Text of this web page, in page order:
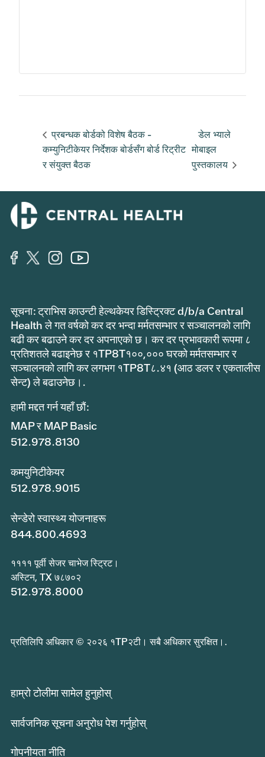
प्रबन्धक बोर्डको विशेष बैठक -
कम्युनिटीकेयर निर्देशक बोर्डसँग बोर्ड रिट्रीट
र संयुक्त बैठक
डेल भ्याले
मोबाइल
पुस्तकालय
सूचना: ट्राभिस काउन्टी हेल्थकेयर डिस्ट्रिक्ट d/b/a Central
Health ले गत वर्षको कर दर भन्दा मर्मतसम्भार र सञ्चालनको लागि
बढी कर बढाउने कर दर अपनाएको छ। कर दर प्रभावकारी रूपमा ८
प्रतिशतले बढाइनेछ र १TP8T१००,००० घरको मर्मतसम्भार र
सञ्चालनको लागि कर लगभग १TP8T८.४१ (आठ डलर र एकतालीस
सेन्ट) ले बढाउनेछ।.
हामी मद्दत गर्न यहाँ छौं:
MAP र MAP Basic
512.978.8130
कमयुनिटीकेयर
512.978.9015
सेन्डेरो स्वास्थ्य योजनाहरू
844.800.4693
११११ पूर्वी सेजर चाभेज स्ट्रिट।
अस्टिन, TX ७८७०२
512.978.8000
प्रतिलिपि अधिकार © २०२६ १TP२टी। सबै अधिकार सुरक्षित।.
हाम्रो टोलीमा सामेल हुनुहोस्
सार्वजनिक सूचना अनुरोध पेश गर्नुहोस्
गोपनीयता नीति